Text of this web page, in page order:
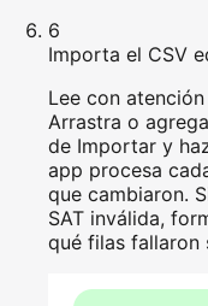
6
Importa el CSV
Lee con
Arrastra o
de Importar y
app procesa
que cambiaron.
SAT inválida,
qué filas fallaron